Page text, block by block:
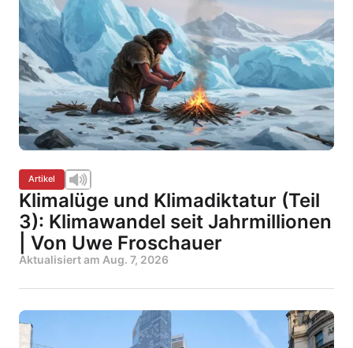
Artikel
Klimalüge und Klimadiktatur (Teil
3): Klimawandel seit Jahrmillionen
| Von Uwe Froschauer
Aktualisiert am Aug. 7, 2026